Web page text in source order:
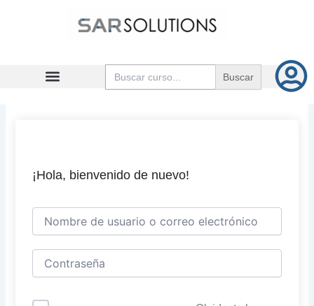
Buscar:
¡Hola, bienvenido de nuevo!